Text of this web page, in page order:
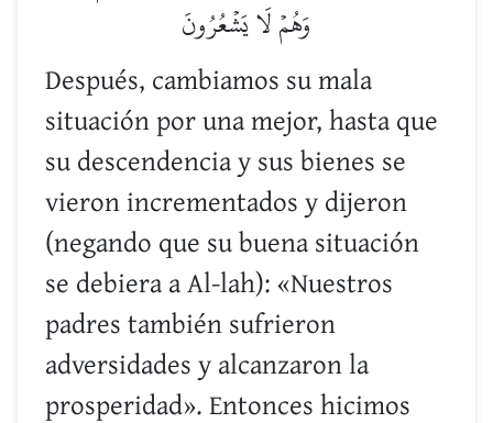
وَهُمۡ لَا يَشۡعُرُونَ
Después, cambiamos su mala
situación por una mejor, hasta que
su descendencia y sus bienes se
vieron incrementados y dijeron
(negando que su buena situación
se debiera a Al-lah): «Nuestros
padres también sufrieron
adversidades y alcanzaron la
prosperidad». Entonces hicimos